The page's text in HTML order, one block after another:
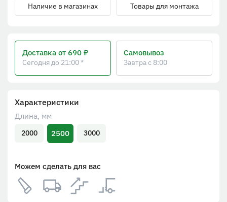
Характеристики
Длина, мм
2000 2500 3000
Можем сделать для вас
Наличие в магазинах Товары для монтажа
Доставка от 690 ₽
Сегодня до 21:00 *
Самовывоз
Завтра с 8:00